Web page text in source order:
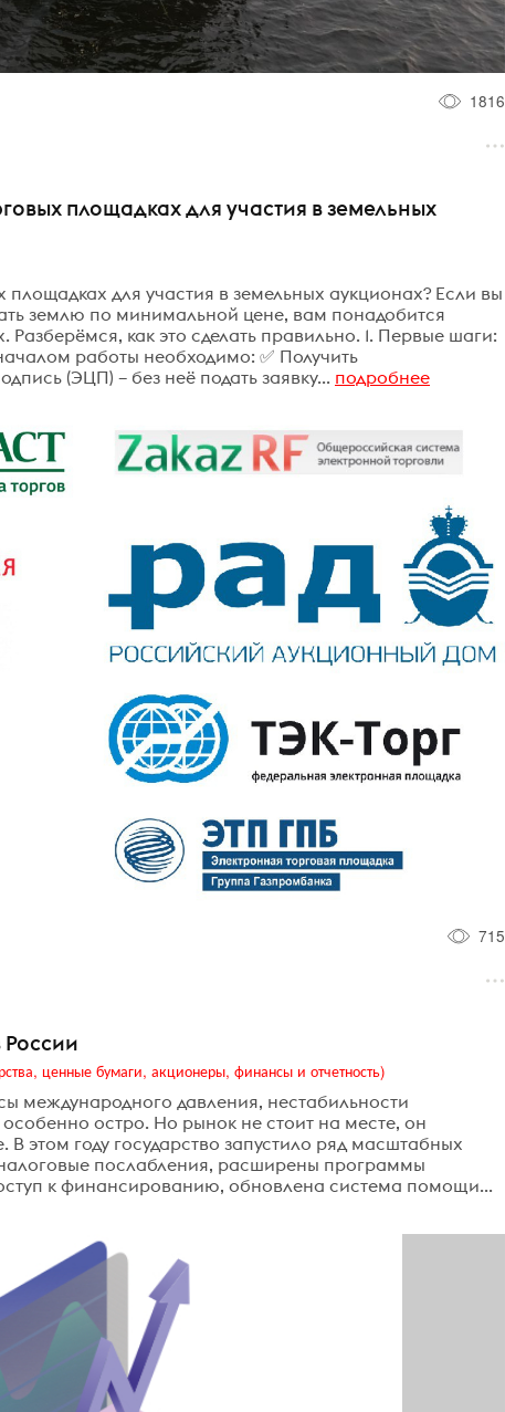
1816
площадках для участия в земельных
площадках для участия в земельных аукционах? Если вы
землю по минимальной цене, вам понадобится
как это сделать правильно. 1. Первые шаги:
работы необходимо: ✅ Получить
(ЭЦП) – без неё подать заявку... подробнее
715
России
ценные бумаги, акционеры, финансы и отчетность)
международного давления, нестабильности
остро. Но рынок не стоит на месте, он
этом году государство запустило ряд масштабных
послабления, расширены программы
к финансированию, обновлена система помощи...